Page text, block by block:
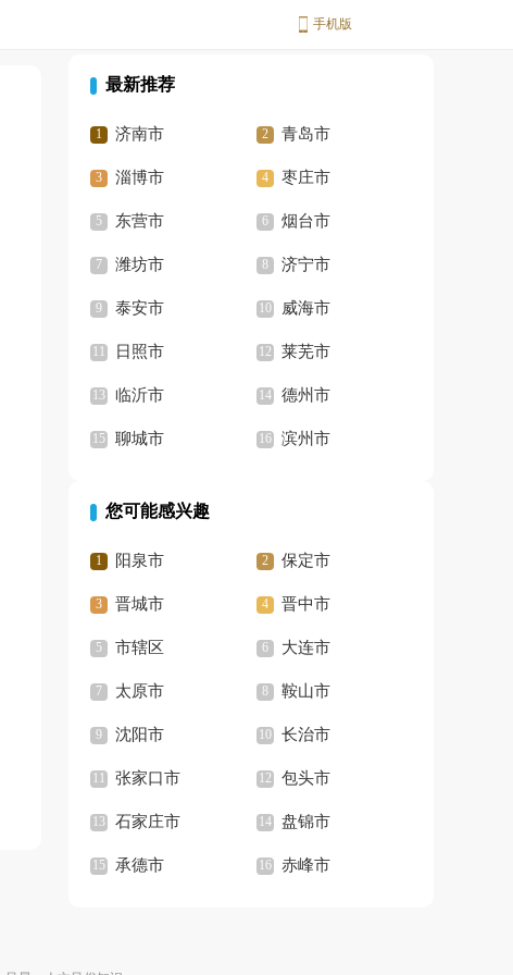
手机版
最新推荐
济南市 青岛市
淄博市 枣庄市
东营市 烟台市
潍坊市 济宁市
泰安市 威海市
日照市 莱芜市
临沂市 德州市
聊城市 滨州市
您可能感兴趣
阳泉市 保定市
晋城市 晋中市
市辖区 大连市
太原市 鞍山市
沈阳市 长治市
张家口市 包头市
石家庄市 盘锦市
承德市 赤峰市